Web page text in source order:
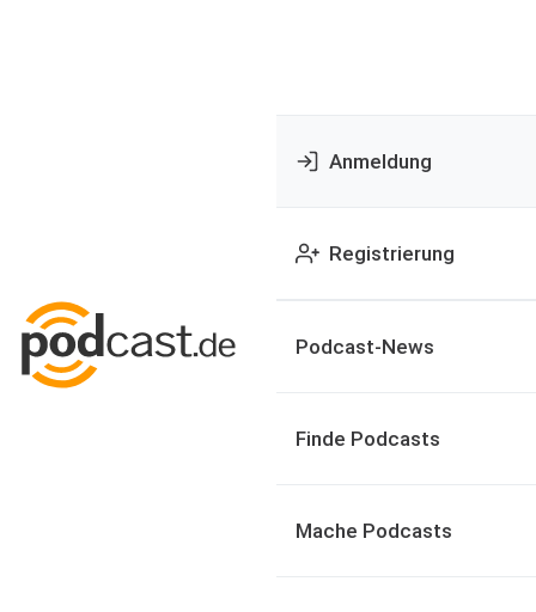
Anmeldung
Registrierung
Podcast-News
Finde Podcasts
Mache Podcasts